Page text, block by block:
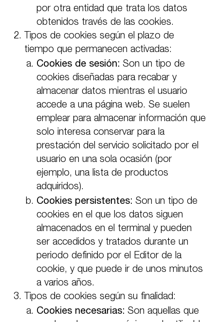
por otra entidad que trata los datos
obtenidos través de las cookies.
Tipos de cookies según el plazo de
tiempo que permanecen activadas:
Cookies de sesión: Son un tipo de
cookies diseñadas para recabar y
almacenar datos mientras el usuario
accede a una página web. Se suelen
emplear para almacenar información que
solo interesa conservar para la
prestación del servicio solicitado por el
usuario en una sola ocasión (por
ejemplo, una lista de productos
adquiridos).
Cookies persistentes: Son un tipo de
cookies en el que los datos siguen
almacenados en el terminal y pueden
ser accedidos y tratados durante un
periodo definido por el Editor de la
cookie, y que puede ir de unos minutos
a varios años.
Tipos de cookies según su finalidad:
Cookies necesarias: Son aquellas que